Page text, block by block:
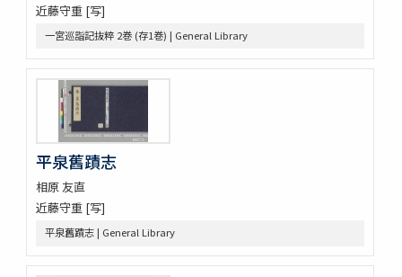
尚書 13巻
懐風藻
六根清浄大祓 . 神道大意
ますかゝみ 17巻
信長記 15巻
建礼門院右京大夫家集 2巻
列子鬳齋口義 2巻
をみなへし 3巻
鴨長明方丈記之抄
なくさみ草 8巻
長恨歌 1巻坿傳1巻琵琶行1巻野馬臺詩1巻
近藤守重 [写]
一宮巡詣記抜粹 2巻 (存1巻) | General Library
平泉舊蹟志
相原 友直
近藤守重 [写]
平泉舊蹟志 | General Library